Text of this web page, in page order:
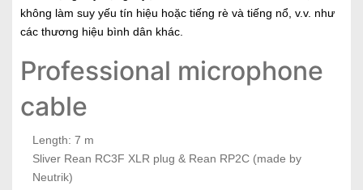
không làm suy yếu tín hiệu hoặc tiếng rè và tiếng nổ, v.v. như
các thương hiệu bình dân khác.
Professional microphone
cable
Length: 7 m
Sliver Rean RC3F XLR plug & Rean RP2C (made by
Neutrik)